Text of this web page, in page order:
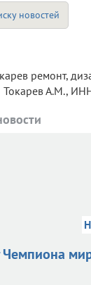
новостей
Токарев А.М.,
Чемпиона